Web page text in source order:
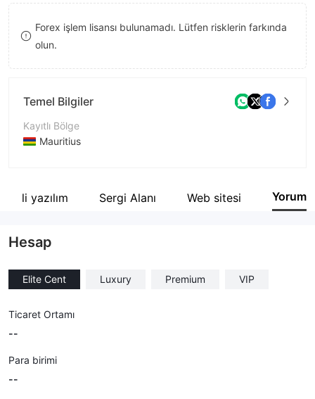
9 8
9
Forex işlem lisansı bulunamadı. Lütfen risklerin farkında
olun.
Temel Bilgiler
Kayıtlı Bölge
Mauritius
Şirket Adı
İlgili yazılım Sergi Alanı Web sitesi Yorum
Hesap
Elite Cent Luxury Premium VIP
Ticaret Ortamı
--
Para birimi
--